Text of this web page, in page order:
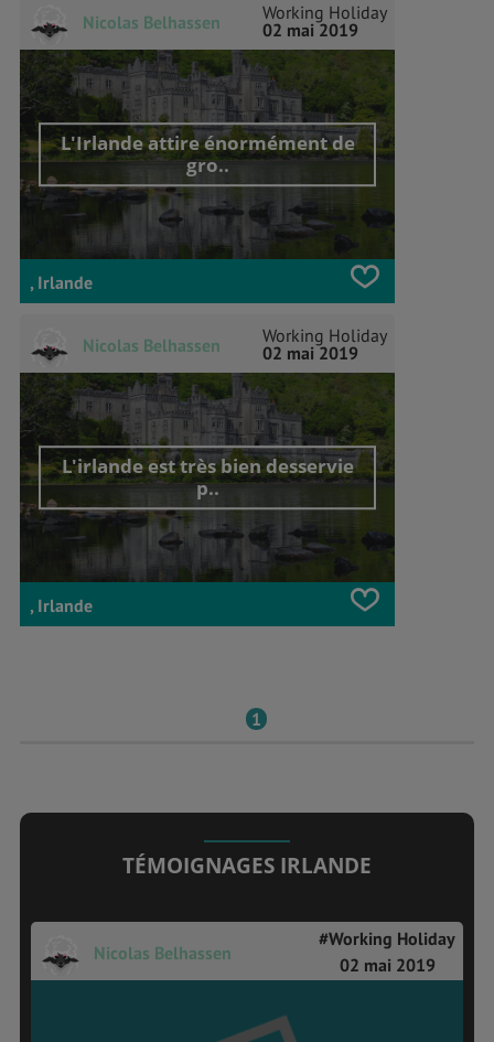
Nicolas Belhassen
Working Holiday
02 mai 2019
L'Irlande attire énormément de
gro..
, Irlande
Nicolas Belhassen
Working Holiday
02 mai 2019
L'irlande est très bien desservie
p..
, Irlande
1
TÉMOIGNAGES IRLANDE
Nicolas Belhassen
#Working Holiday
02 mai 2019